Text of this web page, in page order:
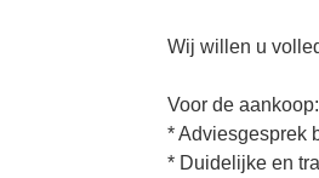
Wij willen u
Voor de aankoop:
* Adviesgesprek
* Duidelijke en